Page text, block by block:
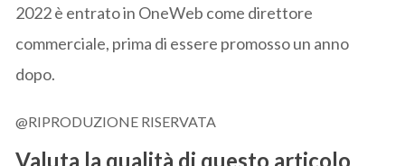
2022 è entrato in OneWeb come direttore
commerciale, prima di essere promosso un anno
dopo.
@RIPRODUZIONE RISERVATA
Valuta la qualità di questo articolo